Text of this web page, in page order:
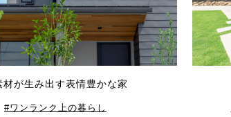
材が生み出す表情豊かな家
ワンランク上の暮らし